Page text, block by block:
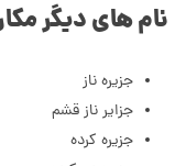
نام های دیگر
جزیره ناز
جزایر ناز قشم
جزیره کرده